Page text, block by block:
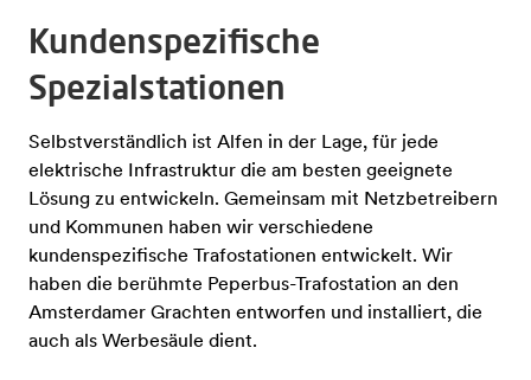
Kundenspezifische
Spezialstationen
Selbstverständlich ist Alfen in der Lage, für jede
elektrische Infrastruktur die am besten geeignete
Lösung zu entwickeln. Gemeinsam mit Netzbetreibern
und Kommunen haben wir verschiedene
kundenspezifische Trafostationen entwickelt. Wir
haben die berühmte Peperbus-Trafostation an den
Amsterdamer Grachten entworfen und installiert, die
auch als Werbesäule dient.